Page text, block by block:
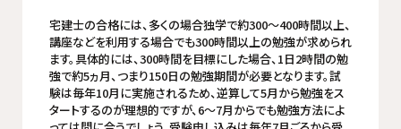
宅建士の合格には、多くの場合独学で約300〜400時間以上、
講座などを利用する場合でも300時間以上の勉強が求められ
ます。具体的には、300時間を目標にした場合、1日2時間の勉
強で約5ヵ月、つまり150日の勉強期間が必要となります。試
験は毎年10月に実施されるため、逆算して5月から勉強をス
タートするのが理想的ですが、6～7月からでも勉強方法によ